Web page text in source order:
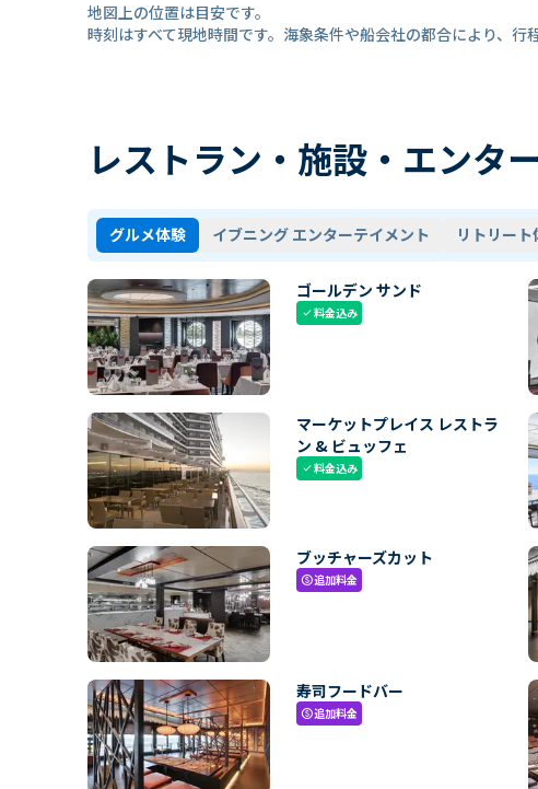
地図上の位置は目安です。
時刻はすべて現地時間です。海象条件や船会社の都合により、行
レストラン・施設・エンタ
グルメ体験 イブニング エンターテイメント リトリート
ゴールデン サンド
check料金込み
マーケットプレイス レストラ
ン & ビュッフェ
check料金込み
ブッチャーズカット
paid追加料金
寿司フードバー
paid追加料金